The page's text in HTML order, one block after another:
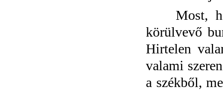
Most,
körülvevő
Hirtelen
valami
a székből,